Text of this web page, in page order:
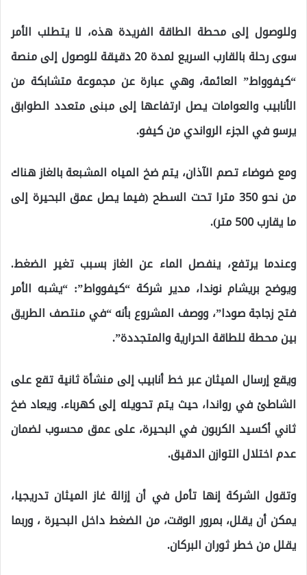
وللوصول إلى محطة الطاقة الفريدة هذه، لا يتطلب الأمر
سوى رحلة بالقارب السريع لمدة 20 دقيقة للوصول إلى منصة
“كيفوواط” العائمة، وهي عبارة عن مجموعة متشابكة من
الأنابيب والعوامات يصل ارتفاعها إلى مبنى متعدد الطوابق
يرسو في الجزء الرواندي من كيفو.
ومع ضوضاء تصم الآذان، يتم ضخ المياه المشبعة بالغاز هناك
من نحو 350 مترا تحت السطح (فيما يصل عمق البحيرة إلى
ما يقارب 500 متر).
وعندما يرتفع، ينفصل الماء عن الغاز بسبب تغير الضغط.
ويوضح بريشام نوندا، مدير شركة “كيفوواط”: “يشبه الأمر
فتح زجاجة صودا”، ووصف المشروع بأنه “في منتصف الطريق
بين محطة للطاقة الحرارية والمتجددة”.
ويقع إرسال الميثان عبر خط أنابيب إلى منشأة ثانية تقع على
الشاطئ في رواندا، حيث يتم تحويله إلى كهرباء. ويعاد ضخ
ثاني أكسيد الكربون في البحيرة، على عمق محسوب لضمان
عدم اختلال التوازن الدقيق.
وتقول الشركة إنها تأمل في أن إزالة غاز الميثان تدريجيا،
يمكن أن يقلل، بمرور الوقت، من الضغط داخل البحيرة ، وربما
يقلل من خطر ثوران البركان.